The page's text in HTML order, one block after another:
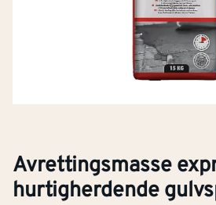
Avrettingsmasse
hurtigherdende
Klikk og hent